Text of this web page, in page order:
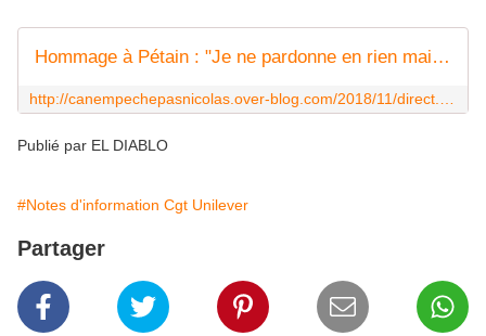
Hommage à Pétain : "Je ne pardonne en rien mais je ne gomme rien de notre histoire", se défend Emmanuel Macron et le commentaire de Jean LEVY - Ça n'empêche pas Nicolas
Publié par EL DIABLO
#Notes d'information Cgt Unilever
Partager